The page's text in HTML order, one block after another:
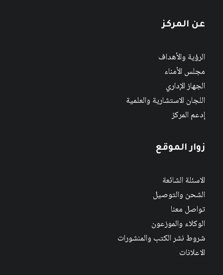
عن المركز
الرؤية والأهداف
مجلس الأمناء
الجهاز الإداري
اللجان الاستشارية والعلمية
إدعم المركز
زوار الموقع
الاسئلة الشائعة
الشحن والتوصيل
تواصل معنا
الوكلاء والموزعون
شروط نشر الكتب والمنشورات
الاعلانات